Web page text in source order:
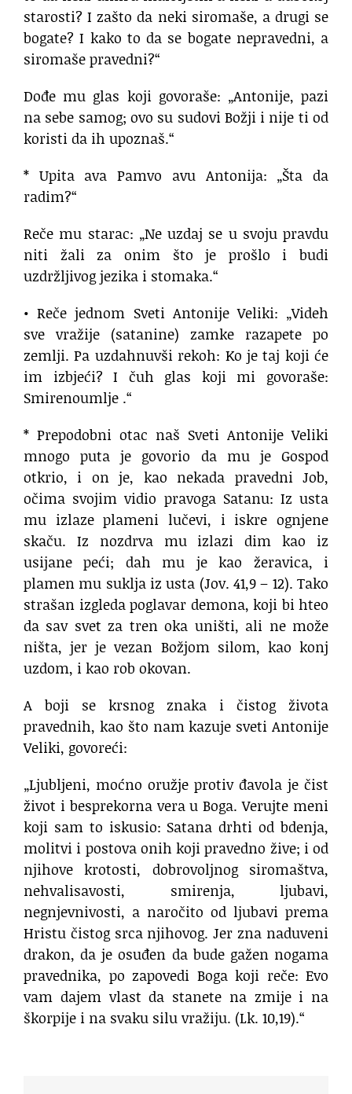
starosti? I zašto da neki siromaše, a drugi se
bogate? I kako to da se bogate nepravedni, a
siromaše pravedni?“
Dođe mu glas koji govoraše: „Antonije, pazi
na sebe samog; ovo su sudovi Božji i nije ti od
koristi da ih upoznaš.“
* Upita ava Pamvo avu Antonija: „Šta da
radim?“
Reče mu starac: „Ne uzdaj se u svoju pravdu
niti žali za onim što je prošlo i budi
uzdržljivog jezika i stomaka.“
• Reče jednom Sveti Antonije Veliki: „Videh
sve vražije (satanine) zamke razapete po
zemlji. Pa uzdahnuvši rekoh: Ko je taj koji će
im izbjeći? I čuh glas koji mi govoraše:
Smirenoumlje .“
* Prepodobni otac naš Sveti Antonije Veliki
mnogo puta je govorio da mu je Gospod
otkrio, i on je, kao nekada pravedni Job,
očima svojim vidio pravoga Satanu: Iz usta
mu izlaze plameni lučevi, i iskre ognjene
skaču. Iz nozdrva mu izlazi dim kao iz
usijane peći; dah mu je kao žeravica, i
plamen mu suklja iz usta (Jov. 41,9 – 12). Tako
strašan izgleda poglavar demona, koji bi hteo
da sav svet za tren oka uništi, ali ne može
ništa, jer je vezan Božjom silom, kao konj
uzdom, i kao rob okovan.
A boji se krsnog znaka i čistog života
pravednih, kao što nam kazuje sveti Antonije
Veliki, govoreći:
„Ljubljeni, moćno oružje protiv đavola je čist
život i besprekorna vera u Boga. Verujte meni
koji sam to iskusio: Satana drhti od bdenja,
molitvi i postova onih koji pravedno žive; i od
njihove krotosti, dobrovoljnog siromaštva,
nehvalisavosti, smirenja, ljubavi,
negnjevnivosti, a naročito od ljubavi prema
Hristu čistog srca njihovog. Jer zna naduveni
drakon, da je osuđen da bude gažen nogama
pravednika, po zapovedi Boga koji reče: Evo
vam dajem vlast da stanete na zmije i na
škorpije i na svaku silu vražiju. (Lk. 10,19).“